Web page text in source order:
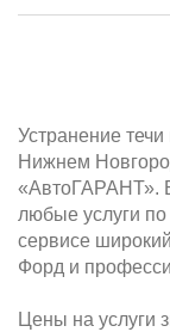
Устранение
Нижнем
«АвтоГАРАНТ».
любые услуги
сервисе
Форд и
Цены на услуги